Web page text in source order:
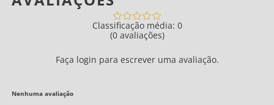
Classificação média: 0
(0 avaliações)
Faça login para escrever uma avaliação.
Nenhuma avaliação